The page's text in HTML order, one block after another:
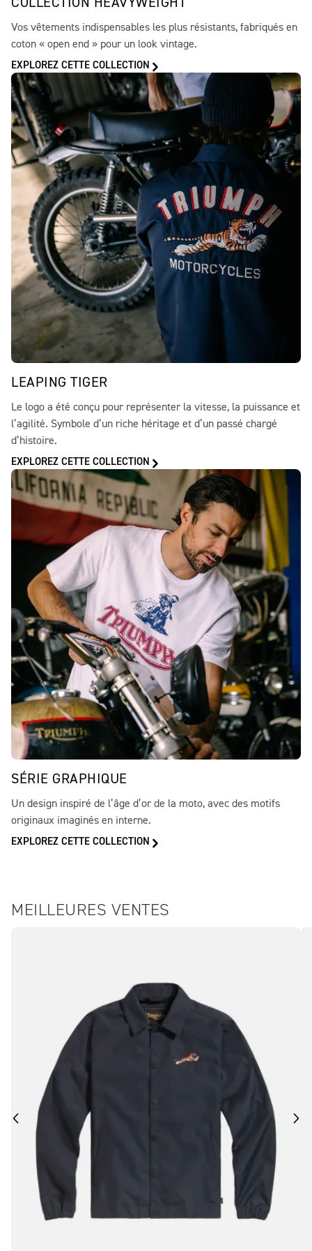
Vos vêtements indispensables les plus résistants, fabriqués en
coton « open end » pour un look vintage.
EXPLOREZ CETTE COLLECTION
LEAPING TIGER
Le logo a été conçu pour représenter la vitesse, la puissance et
l’agilité. Symbole d’un riche héritage et d’un passé chargé
d’histoire.
EXPLOREZ CETTE COLLECTION
SÉRIE GRAPHIQUE
Un design inspiré de l’âge d’or de la moto, avec des motifs
originaux imaginés en interne.
EXPLOREZ CETTE COLLECTION
MEILLEURES VENTES